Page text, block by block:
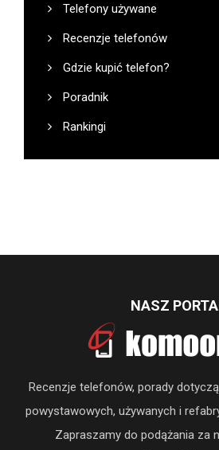
Telefony używane
Recenzje telefonów
Gdzie kupić telefon?
Poradnik
Rankingi
NASZ
Recenzje telefonów, porady
powystawowych, używanych i
Zapraszamy do podążania za